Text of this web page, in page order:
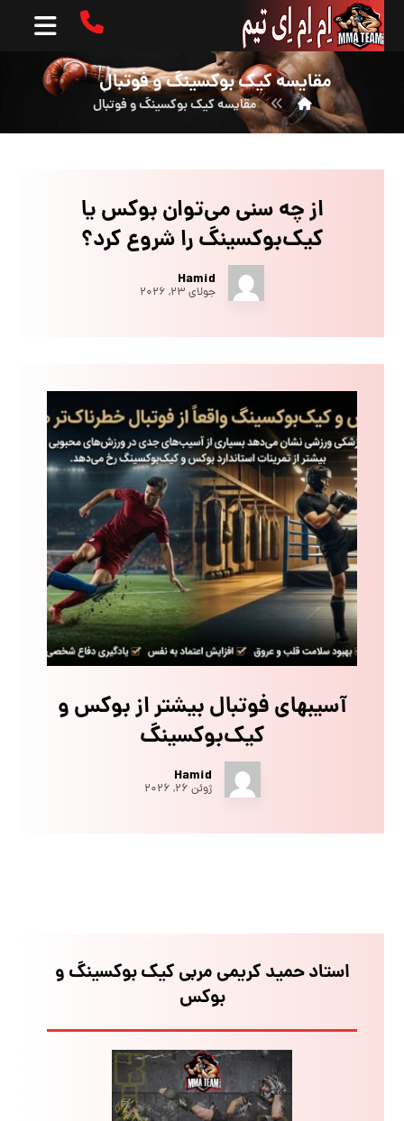
مقایسه کیک بوکسینگ و فوتبال
مقایسه کیک بوکسینگ و فوتبال
از چه سنی می‌توان بوکس یا
کیک‌بوکسینگ را شروع کرد؟
Hamid
جولای ۲۳, ۲۰۲۶
آسیبهای فوتبال بیشتر از بوکس و
کیک‌بوکسینگ
Hamid
ژوئن ۲۶, ۲۰۲۶
استاد حمید کریمی مربی کیک بوکسینگ و
بوکس